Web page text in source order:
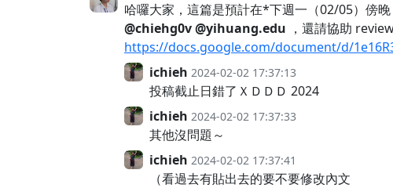
哈囉大家，這篇是預計在*下週一（02/05）傍
@chiehg0v@yihuang.edu ，還請協助
https://docs.google.com/document/d/
ichieh 2024-02-02 17:37:13
投稿截止日錯了ＸＤＤＤ 2024
ichieh 2024-02-02 17:37:33
其他沒問題～
ichieh 2024-02-02 17:37:41
（看過去有貼出去的要不要修改內文